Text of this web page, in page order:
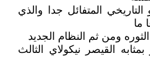
المتفائل جدا والذي
ما
ومن ثم النظام الجديد
القيصر نيكولاي الثالث